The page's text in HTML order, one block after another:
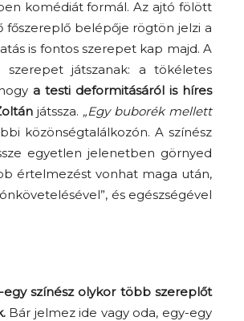
komédiát formál. Az ajtó fölött
főszereplő belépője rögtön jelzi a
is fontos szerepet kap majd. A
játszanak: a tökéletes
a testi deformitásáról is híres
játssza. „Egy buborék mellett
közönségtalálkozón. A színész
egyetlen jelenetben görnyed
értelmezést vonhat maga után,
és egészségével
egy színész olykor több szereplőt
Bár jelmez ide vagy oda, egy-egy